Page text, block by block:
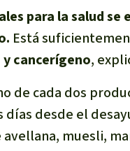
para la salud se
Está
y cancerígeno,
de cada dos
desde el
muesli,